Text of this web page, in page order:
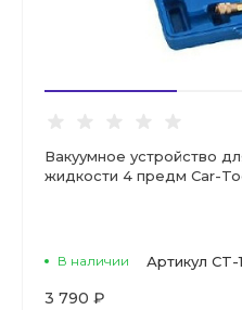
Вакуумное устройство
жидкости 4 предм Car-
В наличии Артикул CT-
3 790 ₽